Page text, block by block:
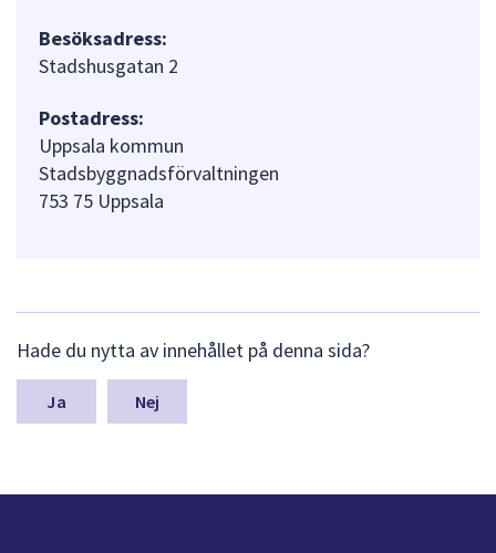
Besöksadress:
Stadshusgatan 2
Postadress:
Uppsala kommun
Stadsbyggnadsförvaltningen
753 75 Uppsala
ä
m
a
n
Hade du nytta av innehållet på denna sida?
Nej